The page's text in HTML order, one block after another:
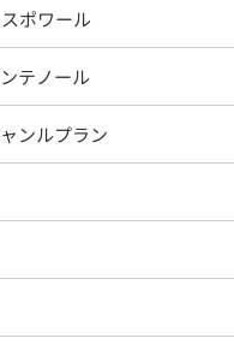
ポワール
テノール
ンルプラン